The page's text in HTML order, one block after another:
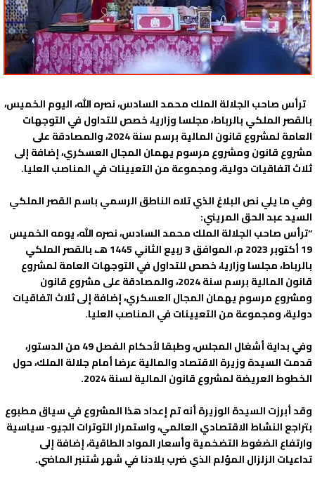
ترأس صاحب الجلالة الملك محمد السادس، نصره الله، اليوم الخميس،
بالقصر الملكي بالرباط، مجلسا وزاريا، خصص للتداول في التوجهات
العامة لمشروع قانون المالية برسم سنة 2024، والمصادقة على
مشروع قانون ومشروع مرسوم يهمان المجال العسكري، إضافة إلى
ثلاث اتفاقيات دولية، ومجموعة من التعيينات في المناصب العليا.
وفي ما يلي نص البلاغ الذي تلاه الناطق الرسمي باسم القصر الملكي
السيد عبد الحق المريني:
“ترأس صاحب الجلالة الملك محمد السادس، نصره الله، يومه الخميس
19 أكتوبر 2023 م، الموافق 3 ربيع الثاني 1445 هـ، بالقصر الملكي
بالرباط، مجلسا وزاريا، خصص للتداول في التوجهات العامة لمشروع
قانون المالية برسم سنة 2024، والمصادقة على مشروع قانون
ومشروع مرسوم يهمان المجال العسكري، إضافة إلى ثلاث اتفاقيات
دولية، ومجموعة من التعيينات في المناصب العليا.
وفي بداية أشغال المجلس، وطبقا لأحكام الفصل 49 من الدستور،
قدمت السيدة وزيرة الاقتصاد والمالية عرضا أمام جلالة الملك، حول
الخطوط العريضة لمشروع قانون المالية لسنة 2024.
وقد أبرزت السيدة الوزيرة أنه تم إعداد هذا المشروع في سياق مطبوع
بتراجع النشاط الاقتصادي العالمي، واستمرار التوترات الجيو- سياسية
وارتفاع الضغوط التضخمية وأسعار المواد الطاقية، إضافة إلى
تداعيات الزلزال المؤلم الذي ضرب بلادنا في شهر شتنبر الماضي.